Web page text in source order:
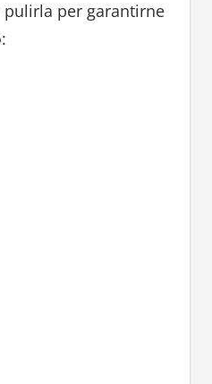
per garantirne